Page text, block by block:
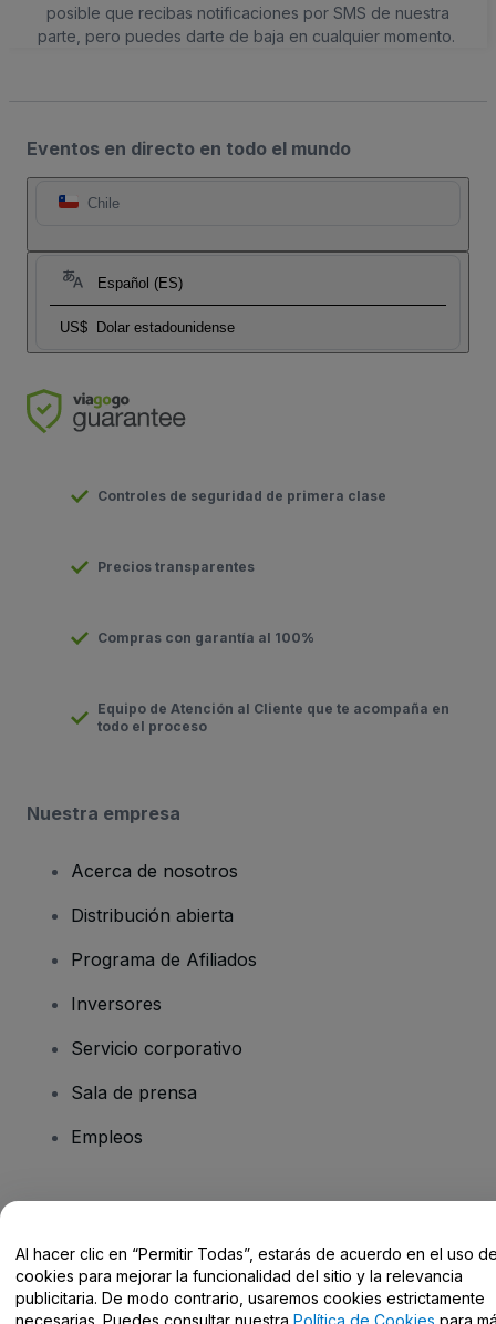
posible que recibas notificaciones por SMS de nuestra
parte, pero puedes darte de baja en cualquier momento.
Eventos en directo en todo el mundo
Chile
Español (ES)
US$ Dolar estadounidense
Controles de seguridad de primera clase
Precios transparentes
Compras con garantía al 100%
Equipo de Atención al Cliente que te acompaña en
todo el proceso
Nuestra empresa
Acerca de nosotros
Distribución abierta
Programa de Afiliados
Inversores
Servicio corporativo
Sala de prensa
Empleos
Centro de Ayuda / Contacto
Al hacer clic en “Permitir Todas”, estarás de acuerdo en el uso
cookies para mejorar la funcionalidad del sitio y la relevancia
publicitaria. De modo contrario, usaremos cookies estrictamente
necesarias. Puedes consultar nuestra Política de Cookies para